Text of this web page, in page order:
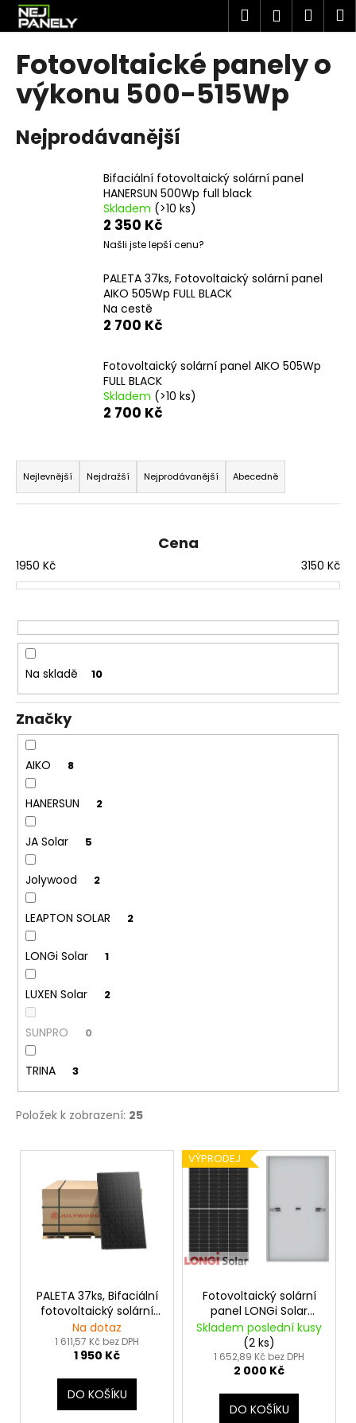
Přejít
obsah
Hledat
Fotovoltaické panely o
výkonu 500-515Wp
Nejprodávanější
Bifaciální fotovoltaický solární panel
HANERSUN 500Wp full black
Skladem (>10 ks)
2 350 Kč
Našli jste lepší cenu?
PALETA 37ks, Fotovoltaický solární panel
AIKO 505Wp FULL BLACK
Na cestě
2 700 Kč
Fotovoltaický solární panel AIKO 505Wp
FULL BLACK
Skladem (>10 ks)
2 700 Kč
Ř
a
z
í
p
o
d
u
k
t
ů
Nejlevnější Nejdražší Nejprodávanější Abecedně
Cena
1950 Kč 3150 Kč
Na skladě 10
Značky
AIKO 8
HANERSUN 2
JA Solar 5
Jolywood 2
LEAPTON SOLAR 2
LONGi Solar 1
LUXEN Solar 2
SUNPRO 0
TRINA 3
Položek k zobrazení: 25
V
PALETA 37ks, Bifaciální
fotovoltaický solární
panel Jolywood
500Wp, Full black
Na dotaz
1 611,57 Kč bez DPH
1 950 Kč
DO KOŠÍKU
VÝPRODEJ
Fotovoltaický solární
panel LONGi Solar
500Wp stříbrný rám
Skladem poslední kusy
(2 ks)
1 652,89 Kč bez DPH
2 000 Kč
DO KOŠÍKU
o
C
o
p
o
?
HLEDAT
o
p
o
u
č
u
m
NEJ
BLOK
BETONOVÁ
KONSTRUKCE
PRO
PLOCHÉ
STŘECHY
850
Kč